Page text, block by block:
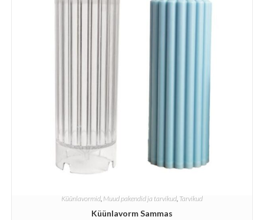
Küünlavormid Muud pakendid ja tarvikud Tarvikud
Küünlavorm Sammas